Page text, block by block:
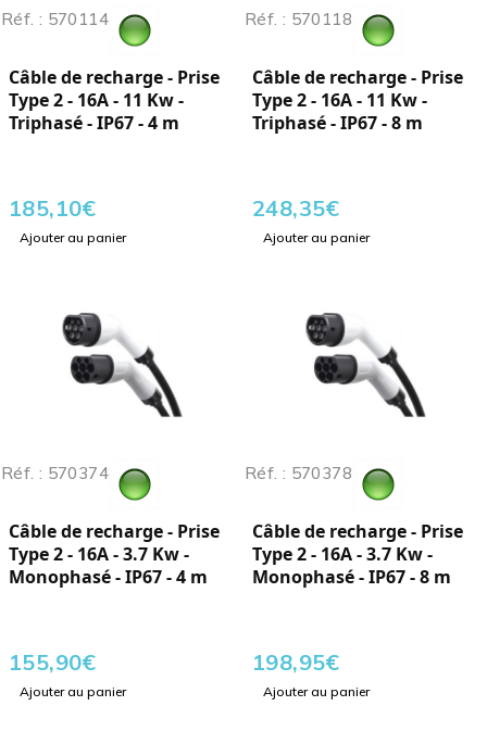
Réf. : 570114
Câble de recharge - Prise
Type 2 - 16A - 11 Kw -
Triphasé - IP67 - 4 m
185,10€
Ajouter au panier
Réf. : 570118
Câble de recharge - Prise
Type 2 - 16A - 11 Kw -
Triphasé - IP67 - 8 m
248,35€
Ajouter au panier
Réf. : 570374
Câble de recharge - Prise
Type 2 - 16A - 3.7 Kw -
Monophasé - IP67 - 4 m
155,90€
Ajouter au panier
Réf. : 570378
Câble de recharge - Prise
Type 2 - 16A - 3.7 Kw -
Monophasé - IP67 - 8 m
198,95€
Ajouter au panier